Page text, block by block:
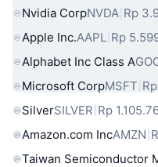
Nvidia CorpNVDA Rp
Apple Inc.AAPL Rp
Alphabet Inc Class A
Microsoft CorpMSFT
SilverSILVER Rp
Amazon.com IncAMZN
Taiwan Semiconductor